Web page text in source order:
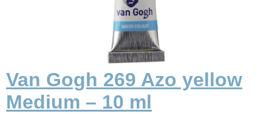
Van Gogh 269 Azo yellow
Medium – 10 ml